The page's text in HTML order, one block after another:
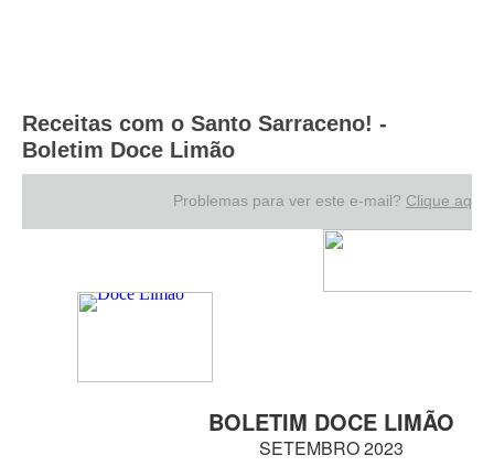
Receitas com o Santo Sarraceno! -
Boletim Doce Limão